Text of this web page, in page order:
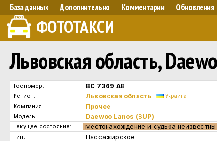
База данных Дополнительно Комментарии Обновления
ФОТОТАКСИ
Львовская область,
Госномер: ВС 7369 АВ
Регион: Львовская область Украина
Компания: Прочее
Модель: Daewoo Lanos (SUP)
Текущее состояние: Местонахождение и судьба
Тип: Пассажирское